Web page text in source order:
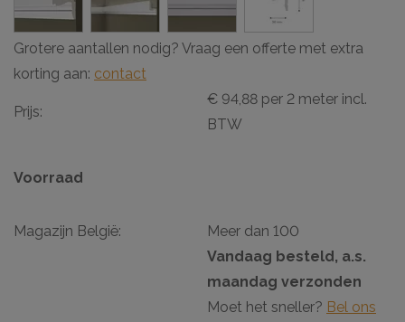
Grotere aantallen nodig? Vraag een offerte met extra
korting aan: contact
Prijs:
€ 94,88 per 2 meter incl.
BTW
Voorraad
Magazijn België:
Meer dan 100
Vandaag besteld, a.s.
maandag verzonden
Moet het sneller? Bel ons